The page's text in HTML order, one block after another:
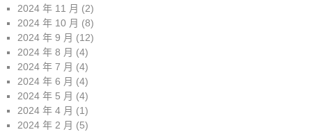
2024 年 11 月 (2)
2024 年 10 月 (8)
2024 年 9 月 (12)
2024 年 8 月 (4)
2024 年 7 月 (4)
2024 年 6 月 (4)
2024 年 5 月 (4)
2024 年 4 月 (1)
2024 年 2 月 (5)